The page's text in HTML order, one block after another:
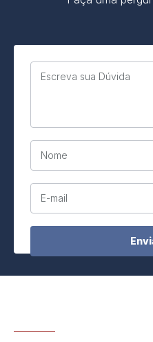
Escreva sua Dúvida
Nome
E-mail